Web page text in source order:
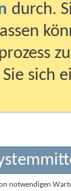
durch.
sich
notwendigen